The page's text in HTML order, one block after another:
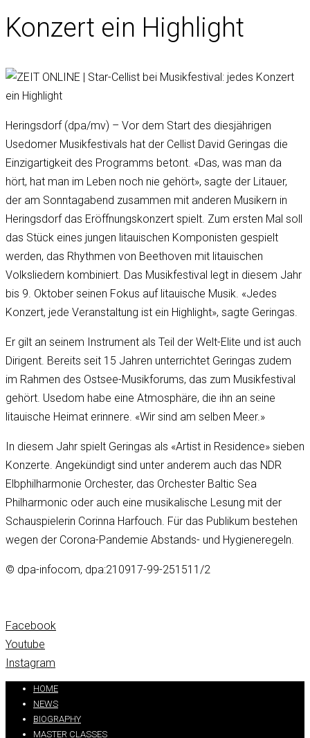
Konzert ein Highlight
Heringsdorf (dpa/mv) – Vor dem Start des diesjährigen
Usedomer Musikfestivals hat der Cellist David Geringas die
Einzigartigkeit des Programms betont. «Das, was man da
hört, hat man im Leben noch nie gehört», sagte der Litauer,
der am Sonntagabend zusammen mit anderen Musikern in
Heringsdorf das Eröffnungskonzert spielt. Zum ersten Mal soll
das Stück eines jungen litauischen Komponisten gespielt
werden, das Rhythmen von Beethoven mit litauischen
Volksliedern kombiniert. Das Musikfestival legt in diesem Jahr
bis 9. Oktober seinen Fokus auf litauische Musik. «Jedes
Konzert, jede Veranstaltung ist ein Highlight», sagte Geringas.
Er gilt an seinem Instrument als Teil der Welt-Elite und ist auch
Dirigent. Bereits seit 15 Jahren unterrichtet Geringas zudem
im Rahmen des Ostsee-Musikforums, das zum Musikfestival
gehört. Usedom habe eine Atmosphäre, die ihn an seine
litauische Heimat erinnere. «Wir sind am selben Meer.»
In diesem Jahr spielt Geringas als «Artist in Residence» sieben
Konzerte. Angekündigt sind unter anderem auch das NDR
Elbphilharmonie Orchester, das Orchester Baltic Sea
Philharmonic oder auch eine musikalische Lesung mit der
Schauspielerin Corinna Harfouch. Für das Publikum bestehen
wegen der Corona-Pandemie Abstands- und Hygieneregeln.
© dpa-infocom, dpa:210917-99-251511/2
Facebook
Youtube
Instagram
HOME
NEWS
BIOGRAPHY
MASTER CLASSES
Partners:handtextai.com